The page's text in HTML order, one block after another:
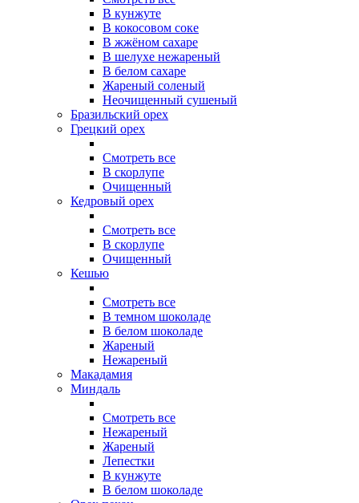
В кунжуте
В кокосовом соке
В жжёном сахаре
В шелухе нежареный
В белом сахаре
Жареный соленый
Неочищенный сушеный
Бразильский орех
Грецкий орех
Смотреть все
В скорлупе
Очищенный
Кедровый орех
Смотреть все
В скорлупе
Очищенный
Кешью
Смотреть все
В темном шоколаде
В белом шоколаде
Жареный
Нежареный
Макадамия
Миндаль
Смотреть все
Нежареный
Жареный
Лепестки
В кунжуте
В белом шоколаде